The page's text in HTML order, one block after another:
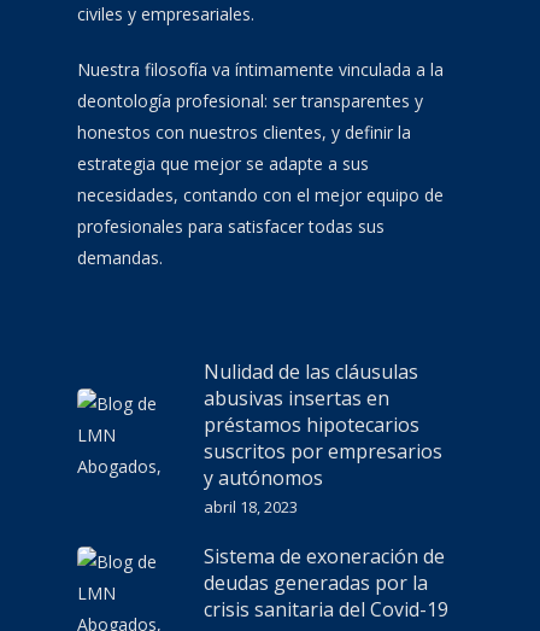
civiles y empresariales.
Nuestra filosofía va íntimamente vinculada a la
deontología profesional: ser transparentes y
honestos con nuestros clientes, y definir la
estrategia que mejor se adapte a sus
necesidades, contando con el mejor equipo de
profesionales para satisfacer todas sus
demandas.
Nulidad de las cláusulas
abusivas insertas en
préstamos hipotecarios
suscritos por empresarios
y autónomos
abril 18, 2023
Sistema de exoneración de
deudas generadas por la
crisis sanitaria del Covid-19